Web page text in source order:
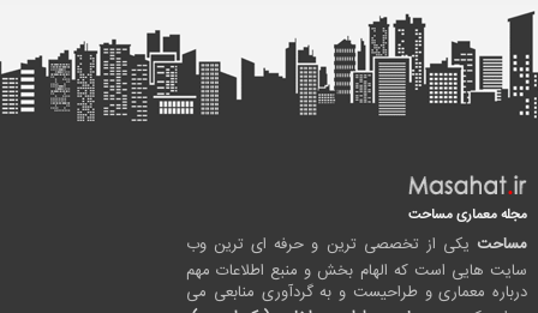
مجله معماری مساحت
مساحت یکی از تخصصی ترین و حرفه ای ترین وب
سایت هایی است که الهام بخش و منبع اطلاعات مهم
درباره معماری و طراحیست و به گردآوری منابعی می